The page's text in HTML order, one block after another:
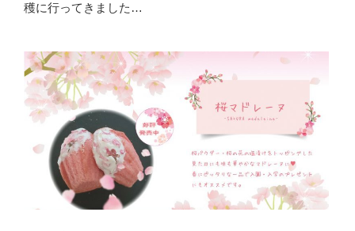
穫に行ってきました…